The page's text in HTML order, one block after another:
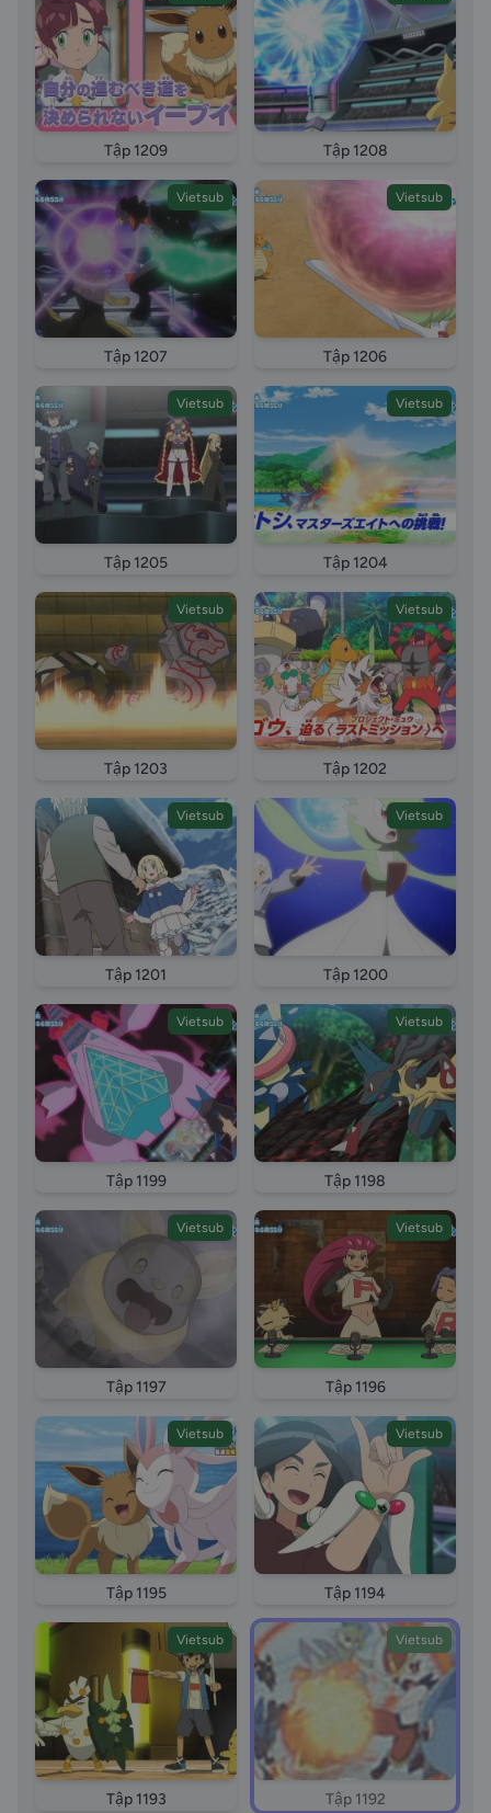
Tập 1209 Tập 1208
Vietsub
Tập 1207
Vietsub
Tập 1206
Vietsub
Tập 1205
Vietsub
Tập 1204
Vietsub
Tập 1203
Vietsub
Tập 1202
Vietsub
Tập 1201
Vietsub
Tập 1200
Vietsub
Tập 1199
Vietsub
Tập 1198
Vietsub
Tập 1197
Vietsub
Tập 1196
Vietsub
Tập 1195
Vietsub
Tập 1194
Vietsub
Tập 1193
Vietsub
Tập 1192